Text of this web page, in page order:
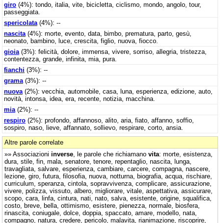
giro (4%): tondo, italia, vite, bicicletta, ciclismo, mondo, angolo, tour,
passeggiata.
spericolata (4%): --
nascita (4%): morte, evento, data, bimbo, prematura, parto, gesù,
neonato, bambino, luce, crescita, figlio, nuova, fiocco.
gioia (3%): felicità, dolore, immensa, vivere, sorriso, allegria, tristezza,
contentezza, grande, infinita, mia, pura.
fianchi (3%): --
grama (3%): --
nuova (2%): vecchia, automobile, casa, luna, esperienza, edizione, auto,
novità, intonsa, idea, era, recente, notizia, macchina.
mia (2%): --
respiro (2%): profondo, affannoso, alito, aria, fiato, affanno, soffio,
sospiro, naso, lieve, affannato, sollievo, respirare, corto, ansia.
Altre parole correlate
»» Associazioni inverse , le parole che richiamano vita: morte, esistenza,
dura, stile, fin, mala, senatore, tenore, repentaglio, nascita, lunga,
travagliata, salvare, esperienza, cambiare, carcere, compagna, nascere,
lezione, giro, futura, filosofia, nuova, notturna, biografia, acqua, rischiare,
curriculum, speranza, cintola, sopravvivenza, complicare, assicurazione,
vivere, polizza, vissuto, albero, migliorare, vitale, aspettativa, assicurare,
scopo, cara, linfa, cintura, nati, nato, salva, esistente, origine, squalifica,
costo, breve, bella, ottimismo, esistere, pienezza, normale, biosfera,
rinascita, coniugale, dolce, doppia, spaccato, amare, modello, nata,
compagno, natura, credere, pericolo, malavita, rianimazione, riscoprire,